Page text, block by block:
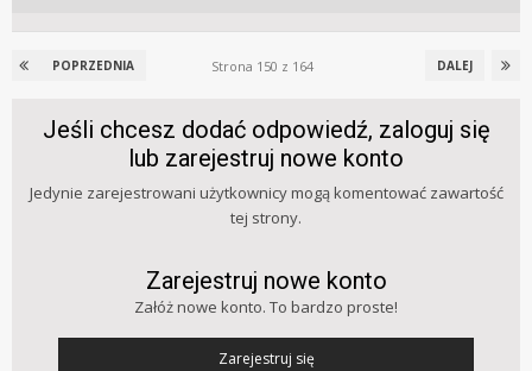
POPRZEDNIA DALEJ
Strona 150 z 164
Jeśli chcesz dodać odpowiedź, zaloguj się
lub zarejestruj nowe konto
Jedynie zarejestrowani użytkownicy mogą komentować zawartość
tej strony.
Zarejestruj nowe konto
Załóż nowe konto. To bardzo proste!
Zarejestruj się